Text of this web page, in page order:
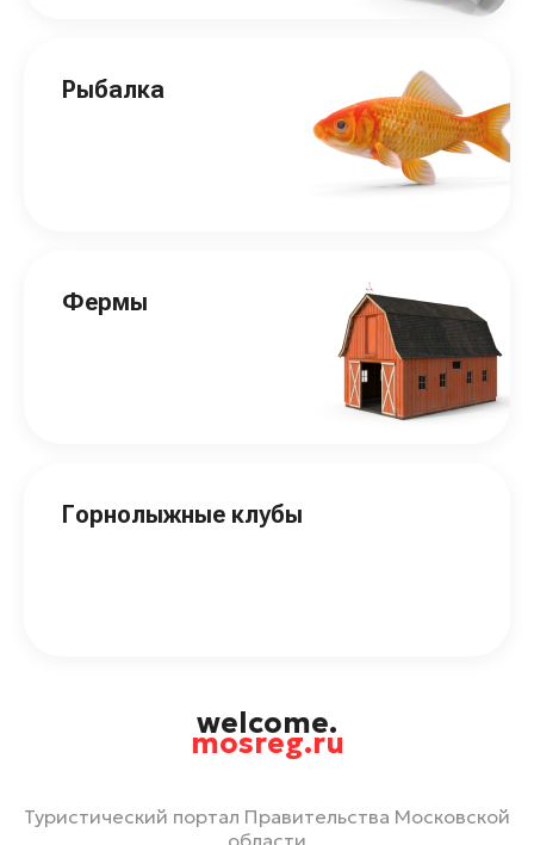
Рыбалка
Фермы
Горнолыжные клубы
welcome.
mosreg.ru
Туристический портал Правительства Московской
области